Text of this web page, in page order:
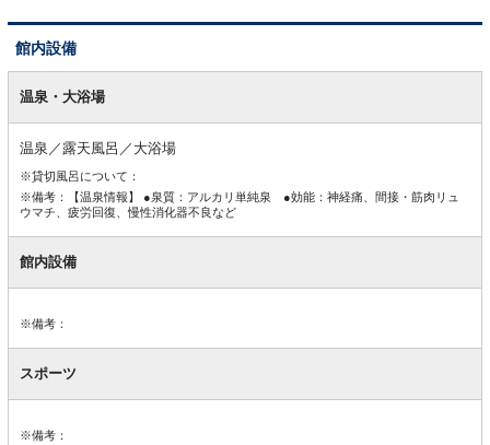
館内設備
内温泉・大浴場
温泉／露天風呂／大浴場
※貸切風呂について：
※備考：【温泉情報】 ●泉質：アルカリ単純泉 ●効能：神経痛、間接・筋肉リュ
ウマチ、疲労回復、慢性消化器不良など
館内設備
※備考：
スポーツ
※備考：